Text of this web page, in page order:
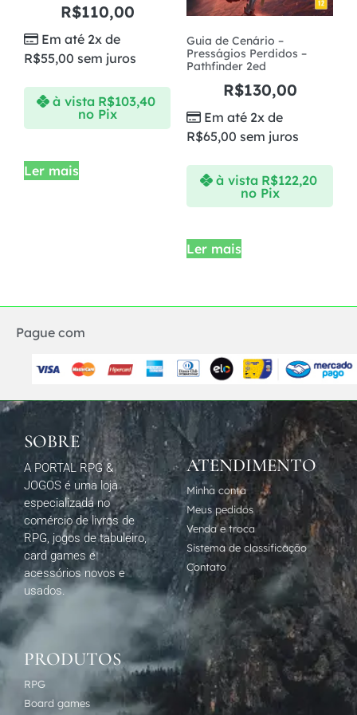
R$110,00
Em até 2x de
R$55,00 sem juros
à vista R$103,40
no Pix
Ler mais
Guia de Cenário –
Presságios Perdidos –
Pathfinder 2ed
R$130,00
Em até 2x de
R$65,00 sem juros
à vista R$122,20
no Pix
Ler mais
Pague com
SOBRE
A PORTAL RPG &
JOGOS é uma loja
especializada no
comércio de livros de
RPG, jogos de tabuleiro,
card games e
acessórios novos e
usados.
ATENDIMENTO
Minha conta
Meus pedidos
Venda e troca
Sistema de classificação
Contato
PRODUTOS
RPG
Board games